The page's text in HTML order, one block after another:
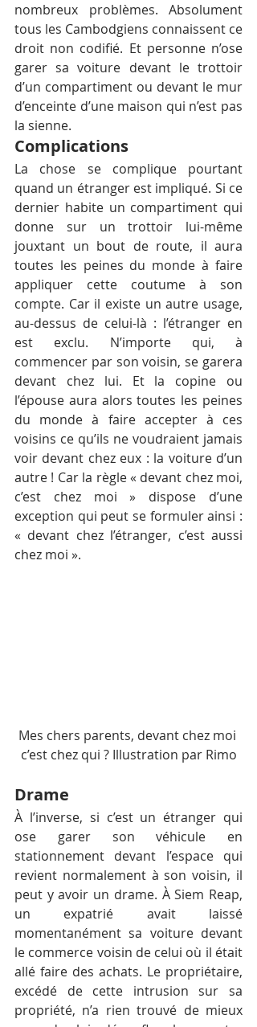
nombreux problèmes. Absolument
tous les Cambodgiens connaissent ce
droit non codifié. Et personne n’ose
garer sa voiture devant le trottoir
d’un compartiment ou devant le mur
d’enceinte d’une maison qui n’est pas
la sienne.
Complications
La chose se complique pourtant
quand un étranger est impliqué. Si ce
dernier habite un compartiment qui
donne sur un trottoir lui-même
jouxtant un bout de route, il aura
toutes les peines du monde à faire
appliquer cette coutume à son
compte. Car il existe un autre usage,
au-dessus de celui-là : l’étranger en
est exclu. N’importe qui, à
commencer par son voisin, se garera
devant chez lui. Et la copine ou
l’épouse aura alors toutes les peines
du monde à faire accepter à ces
voisins ce qu’ils ne voudraient jamais
voir devant chez eux : la voiture d’un
autre ! Car la règle « devant chez moi,
c’est chez moi » dispose d’une
exception qui peut se formuler ainsi :
« devant chez l’étranger, c’est aussi
chez moi ».
Mes chers parents, devant chez moi
c’est chez qui ? Illustration par Rimo
Drame
À l’inverse, si c’est un étranger qui
ose garer son véhicule en
stationnement devant l’espace qui
revient normalement à son voisin, il
peut y avoir un drame. À Siem Reap,
un expatrié avait laissé
momentanément sa voiture devant
le commerce voisin de celui où il était
allé faire des achats. Le propriétaire,
excédé de cette intrusion sur sa
propriété, n’a rien trouvé de mieux